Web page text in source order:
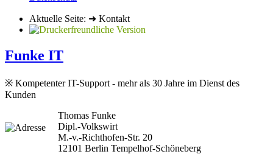
Aktuelle Seite: ➜ Kontakt
Funke IT
※ Kompetenter IT-Support - mehr als 30 Jahre im Dienst des
Kunden
Thomas Funke
Dipl.-Volkswirt
M.-v.-Richt­hofen-Str. 20
12101 Berlin Tempel­hof-­Schö­ne­berg